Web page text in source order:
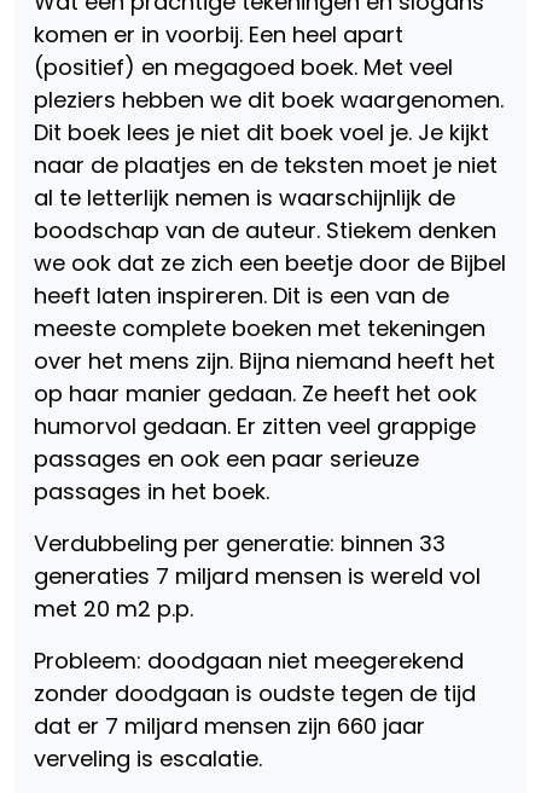
komen er in voorbij. Een heel apart
(positief) en megagoed boek. Met veel
pleziers hebben we dit boek waargenomen.
Dit boek lees je niet dit boek voel je. Je kijkt
naar de plaatjes en de teksten moet je niet
al te letterlijk nemen is waarschijnlijk de
boodschap van de auteur. Stiekem denken
we ook dat ze zich een beetje door de Bijbel
heeft laten inspireren. Dit is een van de
meeste complete boeken met tekeningen
over het mens zijn. Bijna niemand heeft het
op haar manier gedaan. Ze heeft het ook
humorvol gedaan. Er zitten veel grappige
passages en ook een paar serieuze
passages in het boek.
Verdubbeling per generatie: binnen 33
generaties 7 miljard mensen is wereld vol
met 20 m2 p.p.
Probleem: doodgaan niet meegerekend
zonder doodgaan is oudste tegen de tijd
dat er 7 miljard mensen zijn 660 jaar
verveling is escalatie.